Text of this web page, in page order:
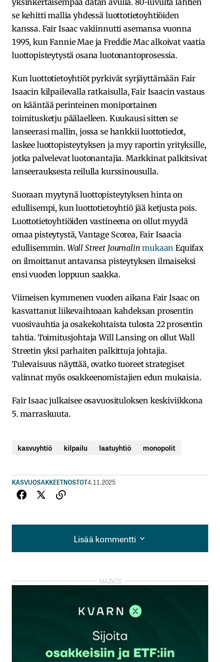
yksinkertaisempaa datan avulla. 80-luvulta lähtien
se kehitti mallia yhdessä luottotietoyhtiöiden
kanssa. Fair Isaac vakiinnutti asemansa vuonna
1995, kun Fannie Mae ja Freddie Mac alkoivat vaatia
luottopisteytystä osana luotonantoprosessia.
Kun luottotietoyhtiöt pyrkivät syrjäyttämään Fair
Isaacin kilpailevalla ratkaisulla, Fair Isaacin vastaus
on kääntää perinteinen moniportainen
toimitusketju päälaelleen. Kuukausi sitten se
lanseerasi mallin, jossa se hankkii luottotiedot,
laskee luottopisteytyksen ja myy raportin yrityksille,
jotka palvelevat luotonantajia. Markkinat palkitsivat
lanseerauksesta reilulla kurssinousulla.
Suoraan myytynä luottopisteytyksen hinta on
edullisempi, kun luottotietoyhtiö jää ketjusta pois.
Luottotietoyhtiöiden vastineena on ollut myydä
omaa pisteytystä, Vantage Scorea, Fair Isaacia
edullisemmin. Wall Street Journalin mukaan Equifax
on ilmoittanut antavansa pisteytyksen ilmaiseksi
ensi vuoden loppuun saakka.
Viimeisen kymmenen vuoden aikana Fair Isaac on
kasvattanut liikevaihtoaan kahdeksan prosentin
vuosivauhtia ja osakekohtaista tulosta 22 prosentin
tahtia. Toimitusjohtaja Will Lansing on ollut Wall
Streetin yksi parhaiten palkittuja johtajia.
Tulevaisuus näyttää, ovatko tuoreet strategiset
valinnat myös osakkeenomistajien edun mukaisia.
Fair Isaac julkaisee osavuosituloksen keskiviikkona
5. marraskuuta.
kasvuyhtiö kilpailu laatuyhtiö monopolit
KASVUOSAKKEETNOSTOT4.11.2025
Lisää kommentti
Lisää kommentti
kirjautua
rekisteröityä